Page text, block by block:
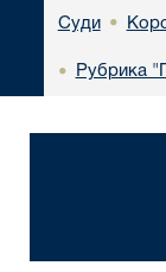
Суди •
• Рубрика